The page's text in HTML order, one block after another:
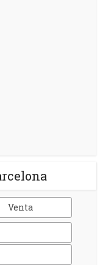
Venta